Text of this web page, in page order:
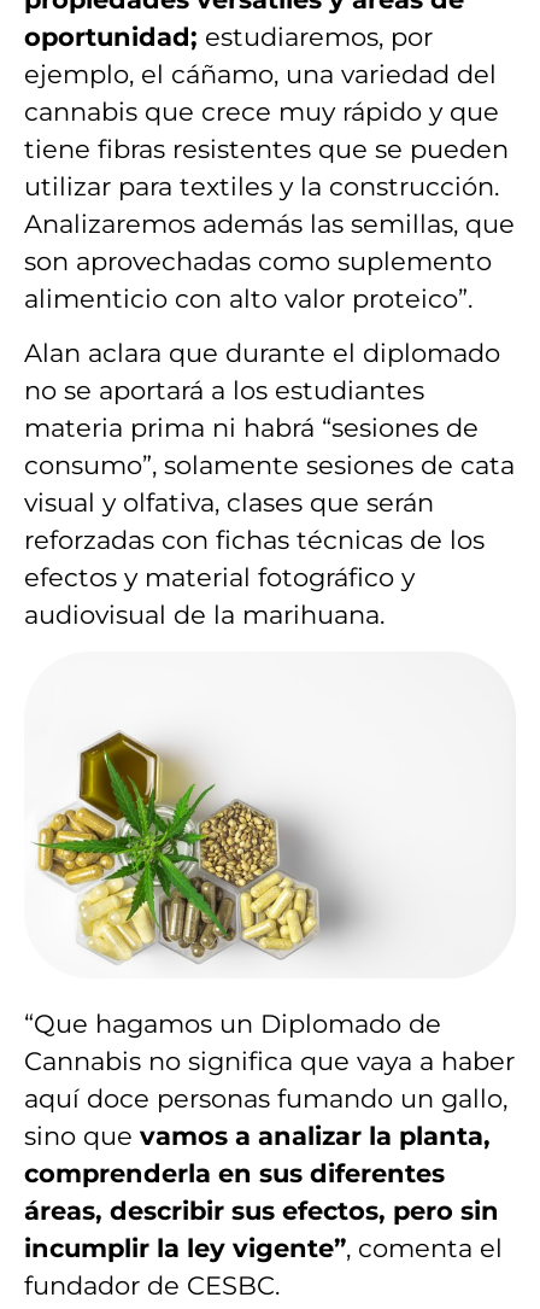
oportunidad; estudiaremos, por
ejemplo, el cáñamo, una variedad del
cannabis que crece muy rápido y que
tiene fibras resistentes que se pueden
utilizar para textiles y la construcción.
Analizaremos además las semillas, que
son aprovechadas como suplemento
alimenticio con alto valor proteico”.
Alan aclara que durante el diplomado
no se aportará a los estudiantes
materia prima ni habrá “sesiones de
consumo”, solamente sesiones de cata
visual y olfativa, clases que serán
reforzadas con fichas técnicas de los
efectos y material fotográfico y
audiovisual de la marihuana.
“Que hagamos un Diplomado de
Cannabis no significa que vaya a haber
aquí doce personas fumando un gallo,
sino que vamos a analizar la planta,
comprenderla en sus diferentes
áreas, describir sus efectos, pero sin
incumplir la ley vigente”, comenta el
fundador de CESBC.